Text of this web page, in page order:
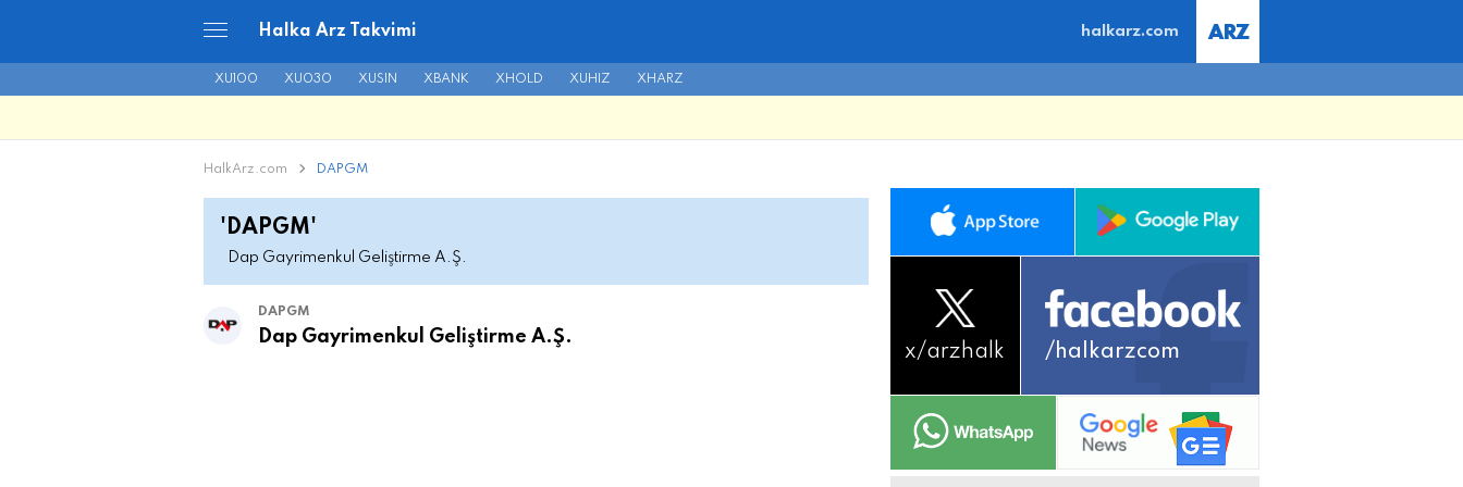
Halka Arz Takvimi halkarz.com
XU100 XU030 XUSIN XBANK XHOLD XUHIZ XHARZ
HalkArz.com DAPGM
'DAPGM'
Dap Gayrimenkul Geliştirme A.Ş.
DAPGM
Dap Gayrimenkul Geliştirme A.Ş.
x/arzhalk /halkarzcom